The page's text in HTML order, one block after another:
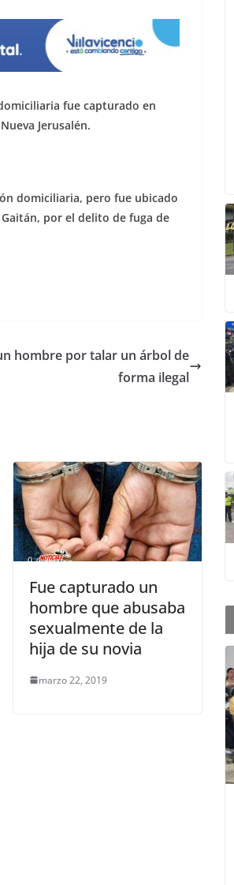
fue capturado en
Jerusalén.
domiciliaria, pero fue ubicado
por el delito de fuga de
hombre por talar un árbol de
forma ilegal
Fue capturado un
hombre que abusaba
sexualmente de la
hija de su novia
marzo 22, 2019